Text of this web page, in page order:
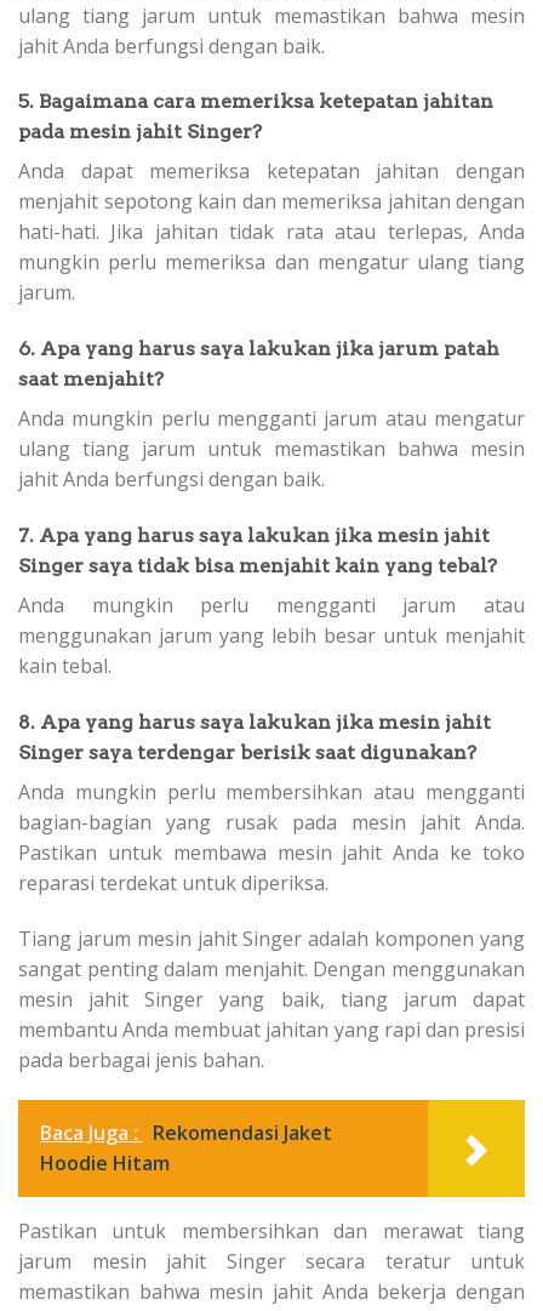
ulang tiang jarum untuk memastikan bahwa mesin
jahit Anda berfungsi dengan baik.
5. Bagaimana cara memeriksa ketepatan jahitan
pada mesin jahit Singer?
Anda dapat memeriksa ketepatan jahitan dengan
menjahit sepotong kain dan memeriksa jahitan dengan
hati-hati. Jika jahitan tidak rata atau terlepas, Anda
mungkin perlu memeriksa dan mengatur ulang tiang
jarum.
6. Apa yang harus saya lakukan jika jarum patah
saat menjahit?
Anda mungkin perlu mengganti jarum atau mengatur
ulang tiang jarum untuk memastikan bahwa mesin
jahit Anda berfungsi dengan baik.
7. Apa yang harus saya lakukan jika mesin jahit
Singer saya tidak bisa menjahit kain yang tebal?
Anda mungkin perlu mengganti jarum atau
menggunakan jarum yang lebih besar untuk menjahit
kain tebal.
8. Apa yang harus saya lakukan jika mesin jahit
Singer saya terdengar berisik saat digunakan?
Anda mungkin perlu membersihkan atau mengganti
bagian-bagian yang rusak pada mesin jahit Anda.
Pastikan untuk membawa mesin jahit Anda ke toko
reparasi terdekat untuk diperiksa.
Tiang jarum mesin jahit Singer adalah komponen yang
sangat penting dalam menjahit. Dengan menggunakan
mesin jahit Singer yang baik, tiang jarum dapat
membantu Anda membuat jahitan yang rapi dan presisi
pada berbagai jenis bahan.
Baca Juga :
Rekomendasi Jaket
Hoodie Hitam
Pastikan untuk membersihkan dan merawat tiang
jarum mesin jahit Singer secara teratur untuk
memastikan bahwa mesin jahit Anda bekerja dengan